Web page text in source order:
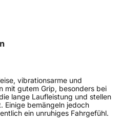
vibrationsarme und
mit gutem Grip, besonders bei
lange Laufleistung und stellen
Einige bemängeln jedoch
ein unruhiges Fahrgefühl.